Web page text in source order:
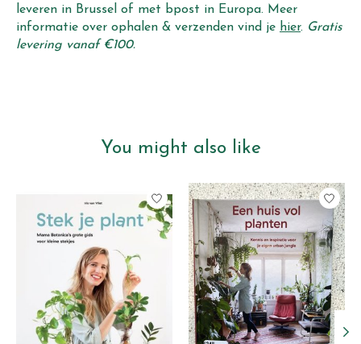
leveren in Brussel of met bpost in Europa. Meer
informatie over ophalen & verzenden vind je hier. Gratis
levering vanaf €100.
You might also like